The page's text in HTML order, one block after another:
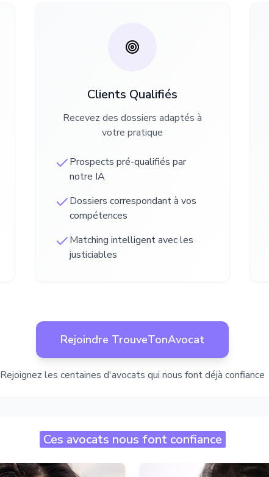
Clients Qualifiés
Recevez des dossiers adaptés à
votre pratique
Prospects pré-qualifiés par
notre IA
Dossiers correspondant à vos
compétences
Matching intelligent avec les
justiciables
Rejoindre TrouveTonAvocat
Rejoignez les centaines d'avocats qui nous font déjà confiance
Ces avocats nous font confiance